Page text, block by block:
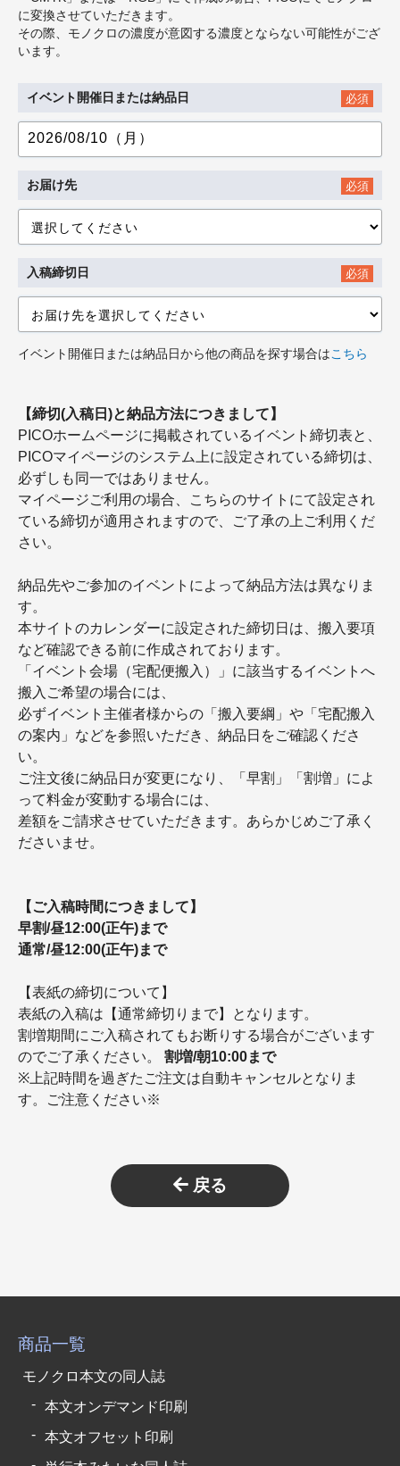
に変換させていただきます。
その際、モノクロの濃度が意図する濃度とならない可能性がござ
います。
イベント開催日または納品日 必須
お届け先 必須
入稿締切日 必須
イベント開催日または納品日から他の商品を探す場合は こちら
【締切(入稿日)と納品方法につきまして】
PICOホームページに掲載されているイベント締切表と、
PICOマイページのシステム上に設定されている締切は、
必ずしも同一ではありません。
マイページご利用の場合、こちらのサイトにて設定され
ている締切が適用されますので、ご了承の上ご利用くだ
さい。
納品先やご参加のイベントによって納品方法は異なりま
す。
本サイトのカレンダーに設定された締切日は、搬入要項
など確認できる前に作成されております。
「イベント会場（宅配便搬入）」に該当するイベントへ
搬入ご希望の場合には、
必ずイベント主催者様からの「搬入要綱」や「宅配搬入
の案内」などを参照いただき、納品日をご確認くださ
い。
ご注文後に納品日が変更になり、「早割」「割増」によ
って料金が変動する場合には、
差額をご請求させていただきます。あらかじめご了承く
ださいませ。
【ご入稿時間につきまして】
早割/昼12:00(正午)まで
通常/昼12:00(正午)まで
【表紙の締切について】
表紙の入稿は【通常締切りまで】となります。
割増期間にご入稿されてもお断りする場合がございます
のでご了承ください。 割増/朝10:00まで
※上記時間を過ぎたご注文は自動キャンセルとなりま
す。ご注意ください※
戻る
商品一覧
モノクロ本文の同人誌
本文オンデマンド印刷
本文オフセット印刷